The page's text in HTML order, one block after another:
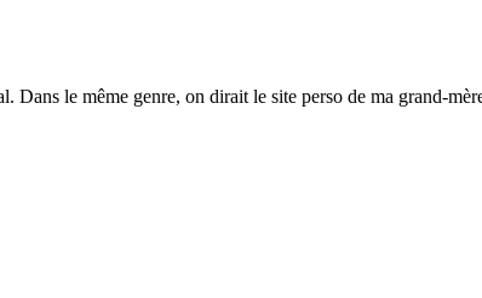
Dans le même genre, on dirait le site perso de ma grand-